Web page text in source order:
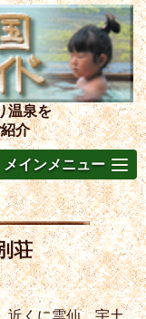
温泉を
介
メインメニュー
荘
近くに雲仙、宇土